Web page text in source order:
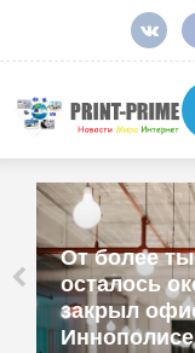
От более
осталось
закрыл